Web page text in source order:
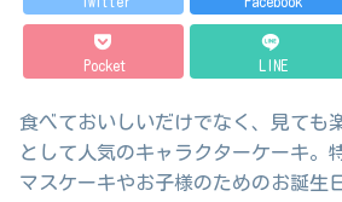
Pocket LINE
食べておいしいだけでなく、見ても
として人気のキャラクターケーキ。
マスケーキやお子様のためのお誕生